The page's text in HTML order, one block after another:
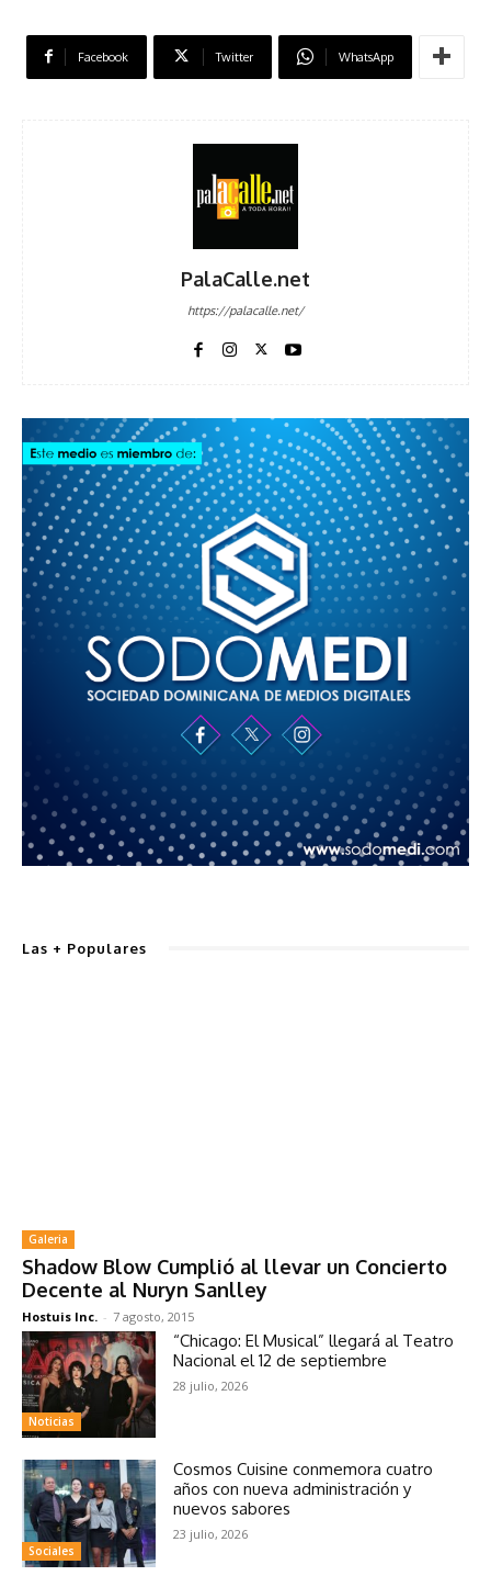
Facebook Twitter WhatsApp
PalaCalle.net
https://palacalle.net/
Las + Populares
Galeria
Shadow Blow Cumplió al llevar un Concierto
Decente al Nuryn Sanlley
Hostuis Inc. - 7 agosto, 2015
Noticias
“Chicago: El Musical” llegará al Teatro
Nacional el 12 de septiembre
28 julio, 2026
Sociales
Cosmos Cuisine conmemora cuatro
años con nueva administración y
nuevos sabores
23 julio, 2026